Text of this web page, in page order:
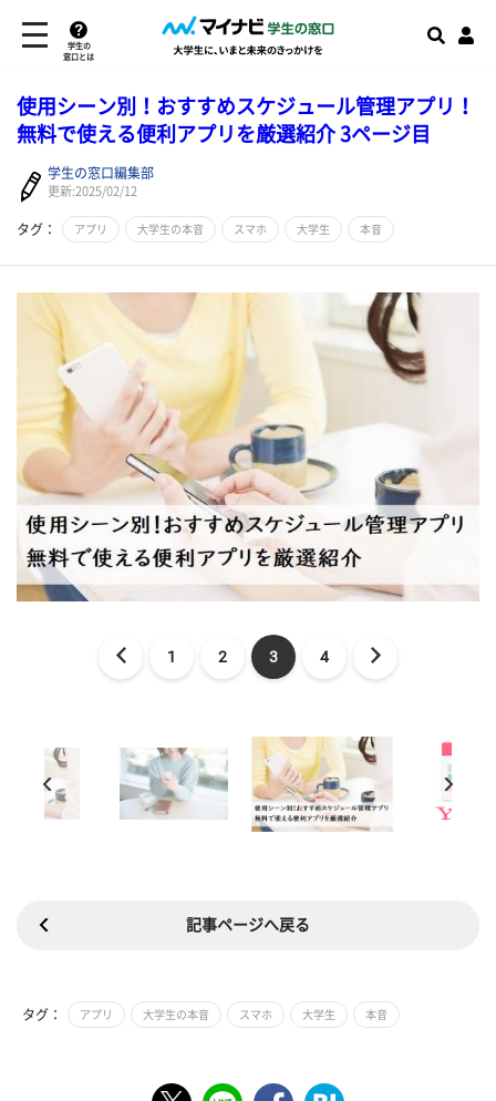
学生の
窓口とは
使用シーン別！おすすめスケジュール管理アプリ！
無料で使える便利アプリを厳選紹介 3ページ目
学生の窓口編集部
更新:2025/02/12
タグ： アプリ 大学生の本音 スマホ 大学生 本音
1 2 3 4
記事ページへ戻る
タグ： アプリ 大学生の本音 スマホ 大学生 本音